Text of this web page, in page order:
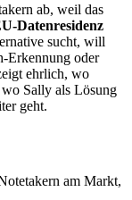
ab, weil das
Datenresidenz
sucht, will
Erkennung oder
ehrlich, wo
Sally als Lösung
geht.
am Markt,